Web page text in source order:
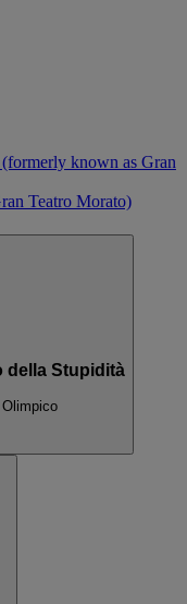
known as Gran
Teatro Morato)
della Stupidità